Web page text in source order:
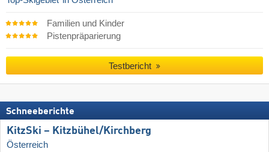
Familien und Kinder
Pistenpräparierung
Testbericht
Schneeberichte
KitzSki – Kitzbühel/​Kirchberg
Österreich